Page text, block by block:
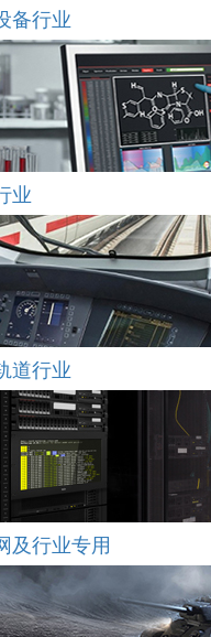
备行业
业
道行业
及行业专用